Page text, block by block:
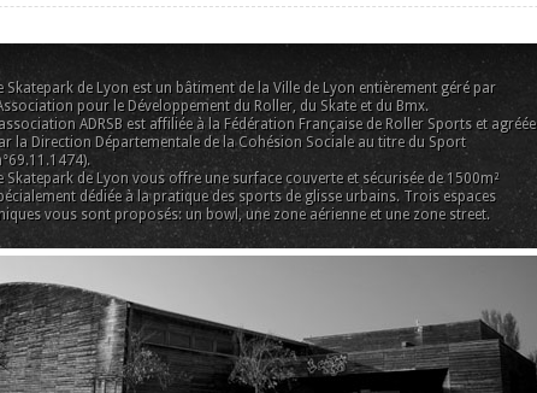
Skatepark de Lyon est un bâtiment de la Ville de Lyon entièrement géré par
pour le Développement du Roller, du Skate et du Bmx.
ADRSB est affiliée à la Fédération Française de Roller Sports et agréée
la Direction Départementale de la Cohésion Sociale au titre du Sport
Skatepark de Lyon vous offre une surface couverte et sécurisée de 1500m²
dédiée à la pratique des sports de glisse urbains. Trois espaces
vous sont proposés: un bowl, une zone aérienne et une zone street.